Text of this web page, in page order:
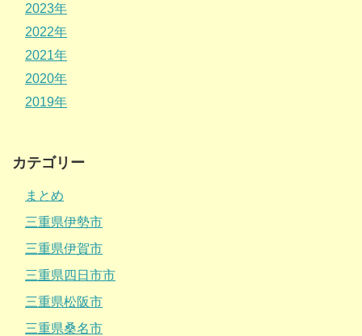
2023年
2022年
2021年
2020年
2019年
カテゴリー
まとめ
三重県伊勢市
三重県伊賀市
三重県四日市市
三重県松阪市
三重県桑名市